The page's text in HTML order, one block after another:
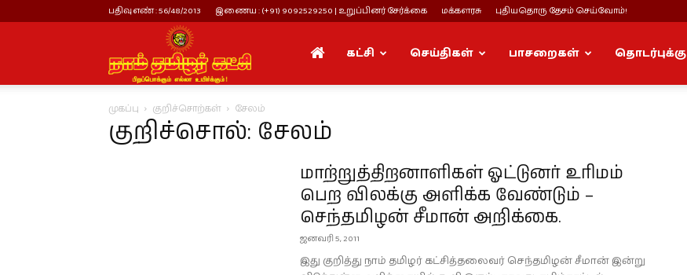
பதிவு எண் : 56/48/2013 இணைய : (+91) 9092529250 | உறுப்பினர் சேர்க்கை மக்களரசு புதியதொரு தேசம் செய்வோம்!
நாம்
தமிழர்
கட்சி செய்திகள் பாசறைகள் தொடர்புக்கு
முகப்பு குறிச்சொற்கள் சேலம்
குறிச்சொல்: சேலம்
மாற்றுத்திறனாளிகள் ஓட்டுனர் உரிமம்
பெற விலக்கு அளிக்க வேண்டும் –
செந்தமிழன் சீமான் அறிக்கை.
ஜனவரி 5, 2011
இது குறித்து நாம் தமிழர் கட்சித்தலைவர் செந்தமிழன் சீமான் இன்று